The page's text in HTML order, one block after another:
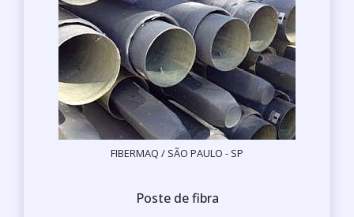
FIBERMAQ / SÃO PAULO - SP
Poste de fibra